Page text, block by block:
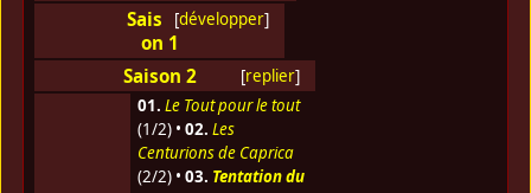
[développer]
Sais
on 1
[replier]
Saison 2
01. Le Tout pour le tout
(1/2) • 02. Les
Centurions de Caprica
(2/2) • 03. Tentation du